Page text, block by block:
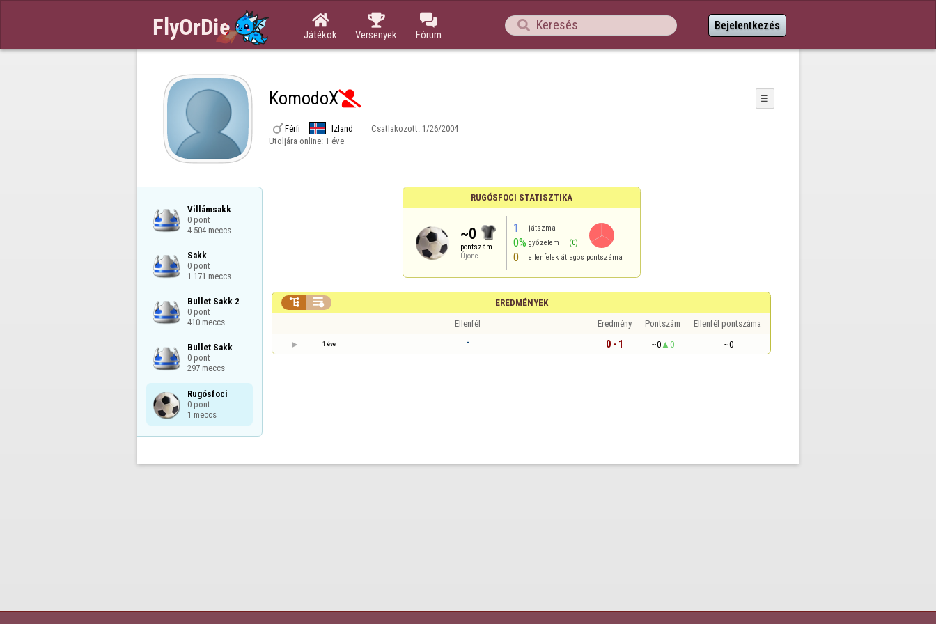

Játékok

Versenyek

Fórum
 Bejelentkezés
KomodoX ☰
Férfi Izland Csatlakozott: 1/26/2004
Utoljára online: 1 éve
Villámsakk
0 pont
4 504 meccs
Sakk
0 pont
1 171 meccs
Bullet Sakk 2
0 pont
410 meccs
Bullet Sakk
0 pont
297 meccs
Rugósfoci
0 pont
1 meccs
RUGÓSFOCI STATISZTIKA
~0
pontszám
Újonc
1 játszma
0% győzelem (0)
0 ellenfelek átlagos pontszáma
EREDMÉNYEK
 
Ellenfél Eredmény Pontszám Ellenfél pontszáma
1 éve - 0 - 1 ~0 0 ~0